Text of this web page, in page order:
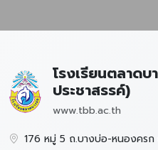
โรงเรียนตลาด
ประชาสรรค์)
www.tbb.ac.th
176 หมู่ 5 ถ.บางบ่อ-หนองครก